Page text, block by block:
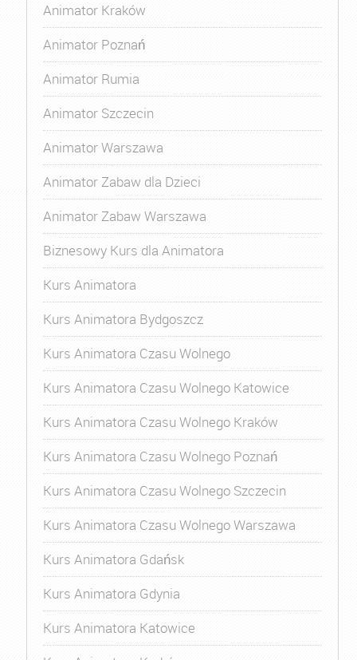
Animator Kraków
Animator Poznań
Animator Rumia
Animator Szczecin
Animator Warszawa
Animator Zabaw dla Dzieci
Animator Zabaw Warszawa
Biznesowy Kurs dla Animatora
Kurs Animatora
Kurs Animatora Bydgoszcz
Kurs Animatora Czasu Wolnego
Kurs Animatora Czasu Wolnego Katowice
Kurs Animatora Czasu Wolnego Kraków
Kurs Animatora Czasu Wolnego Poznań
Kurs Animatora Czasu Wolnego Szczecin
Kurs Animatora Czasu Wolnego Warszawa
Kurs Animatora Gdańsk
Kurs Animatora Gdynia
Kurs Animatora Katowice